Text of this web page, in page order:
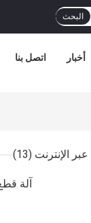
البحث
اتصل بنا أخبار
(13)
آلة